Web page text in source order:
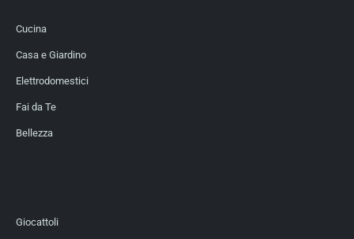
Cucina
Casa e Giardino
Elettrodomestici
Fai da Te
Bellezza
Giocattoli